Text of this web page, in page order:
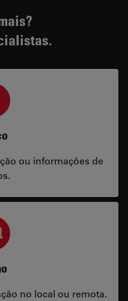
ou informações de
no local ou remota.